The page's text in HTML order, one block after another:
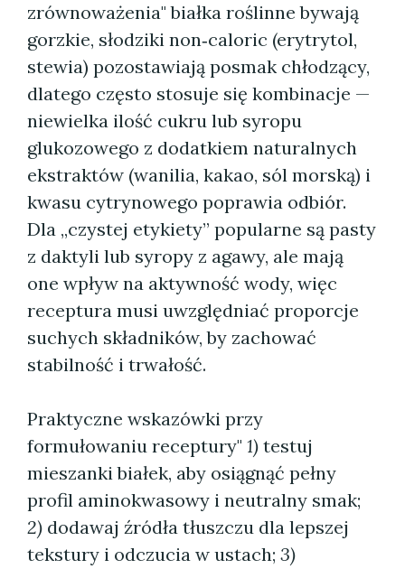
zrównoważenia" białka roślinne bywają
gorzkie, słodziki non‑caloric (erytrytol,
stewia) pozostawiają posmak chłodzący,
dlatego często stosuje się kombinacje —
niewielka ilość cukru lub syropu
glukozowego z dodatkiem naturalnych
ekstraktów (wanilia, kakao, sól morską) i
kwasu cytrynowego poprawia odbiór.
Dla „czystej etykiety” popularne są pasty
z daktyli lub syropy z agawy, ale mają
one wpływ na aktywność wody, więc
receptura musi uwzględniać proporcje
suchych składników, by zachować
stabilność i trwałość.
Praktyczne wskazówki przy
formułowaniu receptury" 1) testuj
mieszanki białek, aby osiągnąć pełny
profil aminokwasowy i neutralny smak;
2) dodawaj źródła tłuszczu dla lepszej
tekstury i odczucia w ustach; 3)